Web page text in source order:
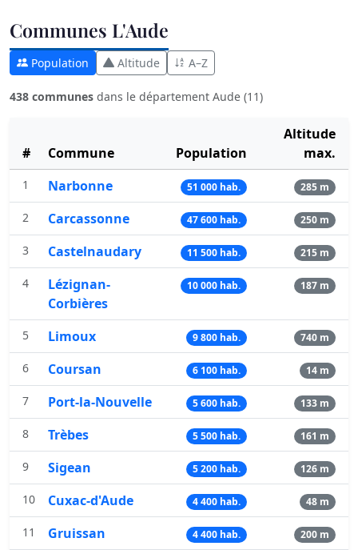
Communes L'Aude
Population Altitude A–Z
438 communes dans le département Aude (11)
# Commune Population
Altitude
max.
1 Narbonne 51 000 hab. 285 m
2 Carcassonne 47 600 hab. 250 m
3 Castelnaudary 11 500 hab. 215 m
4
Lézignan-
Corbières
10 000 hab. 187 m
5 Limoux 9 800 hab. 740 m
6 Coursan 6 100 hab. 14 m
7 Port-la-Nouvelle 5 600 hab. 133 m
8 Trèbes 5 500 hab. 161 m
9 Sigean 5 200 hab. 126 m
10 Cuxac-d'Aude 4 400 hab. 48 m
11 Gruissan 4 400 hab. 200 m